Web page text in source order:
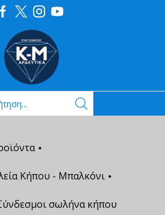
•
Κήπου - Μπαλκόνι •
σωλήνα κήπου